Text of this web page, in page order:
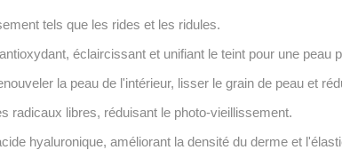
tels que les rides et les ridules.
éclaircissant et unifiant le teint pour une peau
la peau de l'intérieur, lisser le grain de peau et
radicaux libres, réduisant le photo-vieillissement.
hyaluronique, améliorant la densité du derme et